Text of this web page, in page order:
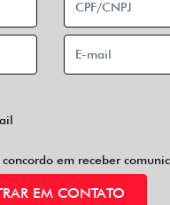
em receber
EM CONTATO